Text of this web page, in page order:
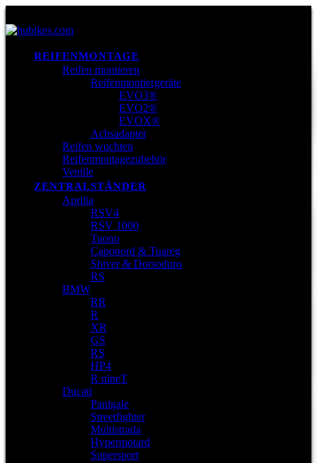
REIFENMONTAGE
Reifen montieren
Reifenmontiergeräte
EVO3®
EVO2®
EVOX®
Achsadapter
Reifen wuchten
Reifenmontagezubehör
Ventile
ZENTRALSTÄNDER
Aprilia
RSV4
RSV 1000
Tuono
Caponord & Tuareg
Shiver & Dorsoduro
RS
BMW
RR
R
XR
GS
RS
HP4
R nineT
Ducati
Panigale
Streetfighter
Multistrada
Hypermotard
Supersport